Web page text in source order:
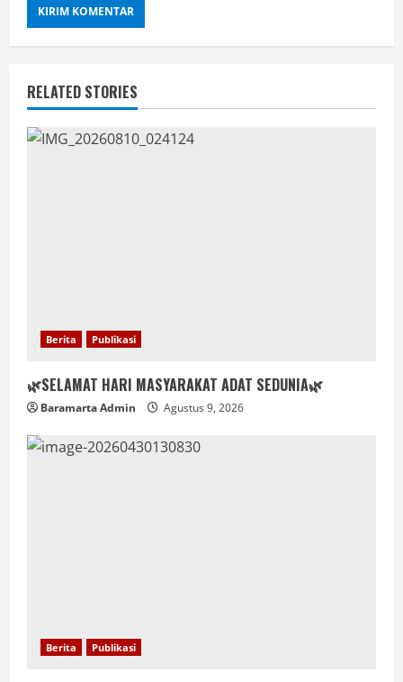
RELATED STORIES
Berita Publikasi
🌿SELAMAT HARI MASYARAKAT ADAT SEDUNIA🌿
Baramarta Admin Agustus 9, 2026
Berita Publikasi